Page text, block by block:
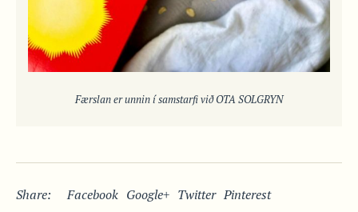
Færslan er unnin í samstarfi við OTA SOLGRYN
Share: Facebook Google+ Twitter Pinterest